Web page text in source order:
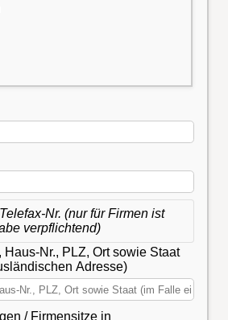
Nr. (nur für Firmen ist
verpflichtend)
Haus-Nr., PLZ, Ort sowie Staat
Adresse)
/ Firmensitze in